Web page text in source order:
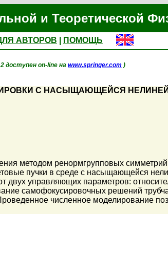
и Теоретической
АВТОРОВ
ПОМОЩЬ
доступен on-line на www.springer.com )
С НАСЫЩАЮЩЕЙСЯ
методом ренормгрупповых
пучки в среде с насыщающейся
управляющих параметров:
самофокусировочных решений
численное моделирование